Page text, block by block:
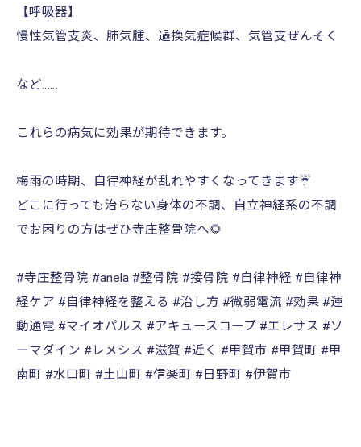
【呼吸器】
慢性気管支炎、肺気腫、過換気症候群、気管支ぜんそく
など……
これらの病気に効果が期待できます。
梅雨の時期、自律神経が乱れやすくなってきます☔️
どこに行っても治らない身体の不調、自立神経系の不調
でお困りの方はぜひ寺庄整骨院へ🌻
#寺庄整骨院 #anela #整骨院 #接骨院 #自律神経 #自律神
経ケア #自律神経を整える #治し方 #微弱電流 #効果 #運
動通電 #マイオパルス #アキュースコープ #エレサス #ソ
ーマダイン #レメシス #滋賀 #近く #甲賀市 #甲賀町 #甲
南町 #水口町 #土山町 #信楽町 #日野町 #伊賀市